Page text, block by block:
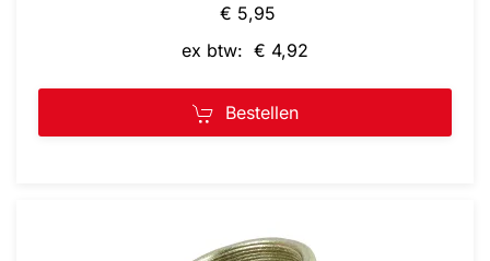
€ 5,95
ex btw: € 4,92
Bestellen